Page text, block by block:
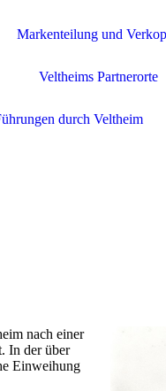
Markenteilung und
Veltheims Partnerorte
durch Veltheim
nach einer
In der über
Einweihung